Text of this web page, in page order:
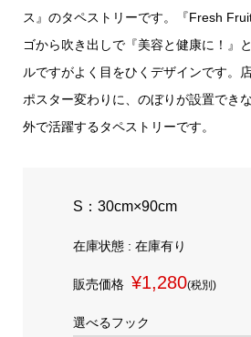
ス』のタペストリーです。『Fresh
ゴから吹き出しで『美容と健康に！』
ルですがよく目をひくデザインです。
ポスター変わりに、のぼりが設置でき
外で活躍するタペストリーです。
S：30cm×90cm
在庫状態 : 在庫有り
販売価格 ¥1,280(税別)
選べるフック